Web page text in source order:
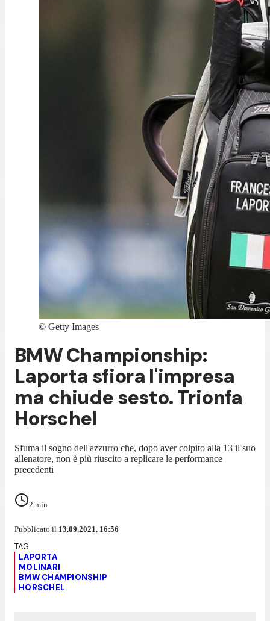
© Getty Images
BMW Championship:
Laporta sfiora l'impresa
ma chiude sesto. Trionfa
Horschel
Sfuma il sogno dell'azzurro che, dopo aver colpito alla 13 il suo
allenatore, non è più riuscito a replicare le performance
precedenti
2 min
Pubblicato il 13.09.2021, 16:56
LAPORTA
MOLINARI
BMW CHAMPIONSHIP
HORSCHEL